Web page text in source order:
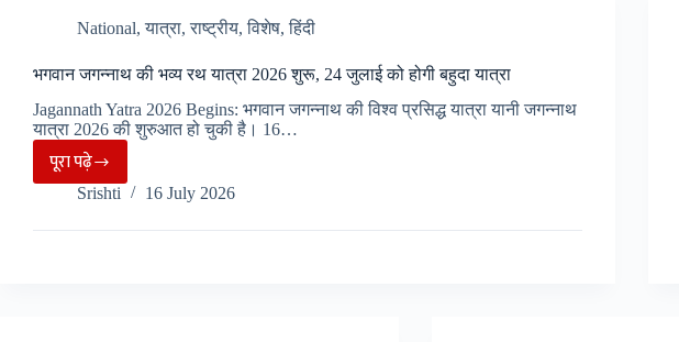
नगर
की
जागरूकता,
स्वच्छता
के
लिए
₹6.30
करोड़
से
National,यात्रा,राष्ट्रीय,विशेष,हिंदी
भगवान जगन्नाथ की भव्य रथ यात्रा 2026 शुरू, 24 जुलाई को होगी बहुदा यात्रा
Jagannath Yatra 2026 Begins: भगवान जगन्नाथ की विश्व प्रसिद्ध यात्रा यानी जगन्नाथ
यात्रा 2026 की शुरुआत हो चुकी है। 16…
पूरा पढ़ेभगवान
जगन्नाथ
की
Srishti 16 July 2026